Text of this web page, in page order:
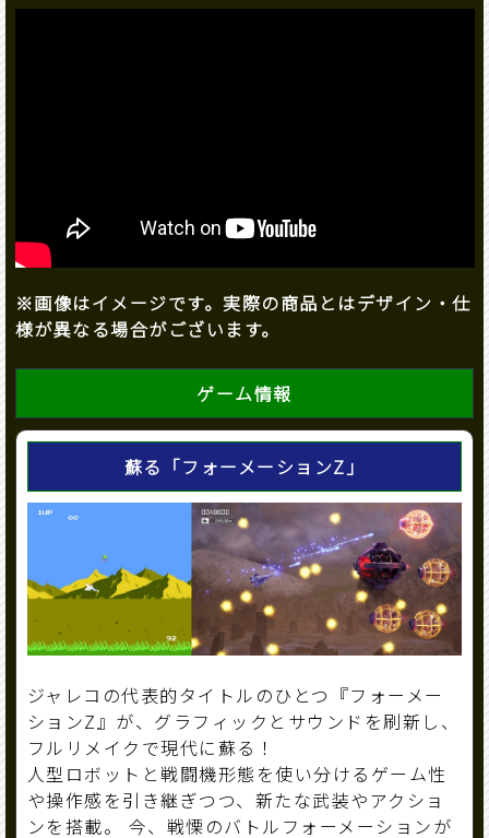
※画像はイメージです。実際の商品とはデザイン・仕
様が異なる場合がございます。
ゲーム情報
蘇る「フォーメーションZ」
ジャレコの代表的タイトルのひとつ『フォーメー
ションZ』が、グラフィックとサウンドを刷新し、
フルリメイクで現代に蘇る！
人型ロボットと戦闘機形態を使い分けるゲーム性
や操作感を引き継ぎつつ、新たな武装やアクショ
ンを搭載。 今、戦慄のバトルフォーメーションが